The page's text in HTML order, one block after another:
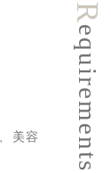
R
e
q
u
i
r
e
m
e
n
t
s
美容